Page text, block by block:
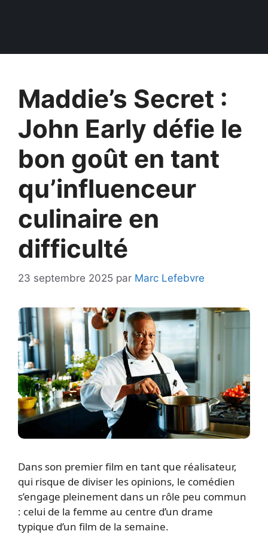
Maddie’s Secret :
John Early défie le
bon goût en tant
qu’influenceur
culinaire en
difficulté
23 septembre 2025 par Marc Lefebvre
Dans son premier film en tant que réalisateur,
qui risque de diviser les opinions, le comédien
s’engage pleinement dans un rôle peu commun
: celui de la femme au centre d’un drame
typique d’un film de la semaine.